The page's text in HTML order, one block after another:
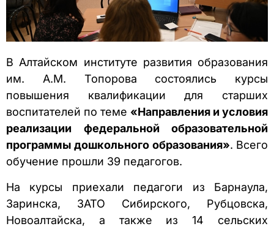
В Алтайском институте развития образования
им. А.М. Топорова состоялись курсы
повышения квалификации для старших
воспитателей по теме «Направления и условия
реализации федеральной образовательной
программы дошкольного образования». Всего
обучение прошли 39 педагогов.
На курсы приехали педагоги из Барнаула,
Заринска, ЗАТО Сибирского, Рубцовска,
Новоалтайска, а также из 14 сельских